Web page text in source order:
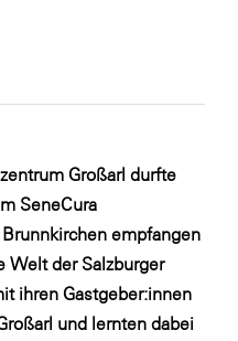
Großarl durfte
SeneCura
empfangen
Welt der Salzburger
ihren Gastgeber:innen
und lernten dabei